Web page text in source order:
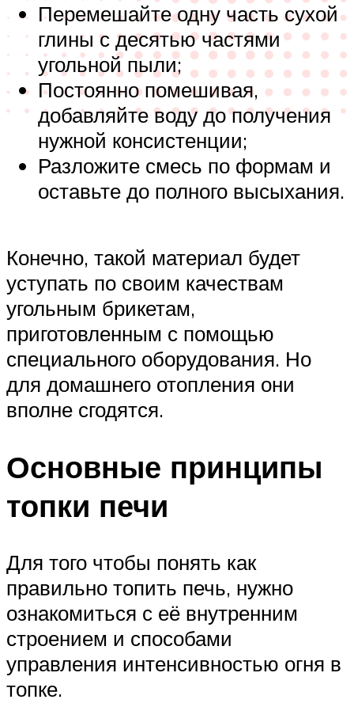
Перемешайте одну часть сухой
глины с десятью частями
угольной пыли;
Постоянно помешивая,
добавляйте воду до получения
нужной консистенции;
Разложите смесь по формам и
оставьте до полного высыхания.
Конечно, такой материал будет
уступать по своим качествам
угольным брикетам,
приготовленным с помощью
специального оборудования. Но
для домашнего отопления они
вполне сгодятся.
Основные принципы
топки печи
Для того чтобы понять как
правильно топить печь, нужно
ознакомиться с её внутренним
строением и способами
управления интенсивностью огня в
топке.